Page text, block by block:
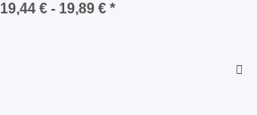
19,44 € - 19,89 € *